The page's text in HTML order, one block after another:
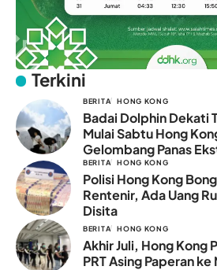
Terkini
BERITA HONG KONG
Badai Dolphin Dekati
Mulai Sabtu Hong
Gelombang Panas
BERITA HONG KONG
Polisi Hong Kong
Rentenir, Ada Uang
Disita
BERITA HONG KONG
Akhir Juli, Hong Kong
PRT Asing Paperan ke